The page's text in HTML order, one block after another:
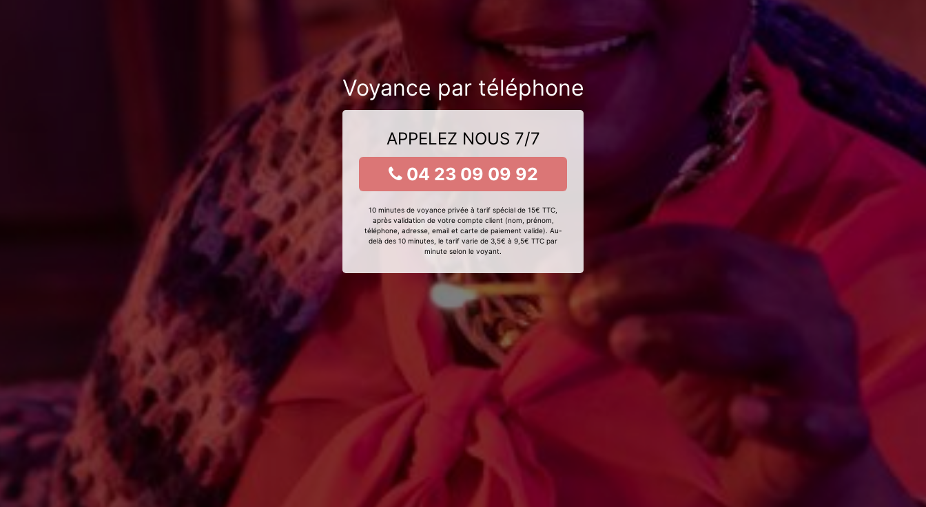
Voyance par téléphone
APPELEZ NOUS 7/7
04 23 09 09 92
10 minutes de voyance privée à tarif spécial de 15€ TTC,
après validation de votre compte client (nom, prénom,
téléphone, adresse, email et carte de paiement valide). Au-
delà des 10 minutes, le tarif varie de 3,5€ à 9,5€ TTC par
minute selon le voyant.